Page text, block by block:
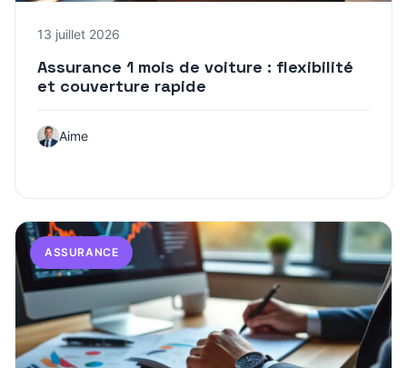
13 juillet 2026
Assurance 1 mois de voiture : flexibilité
et couverture rapide
Aime
ASSURANCE